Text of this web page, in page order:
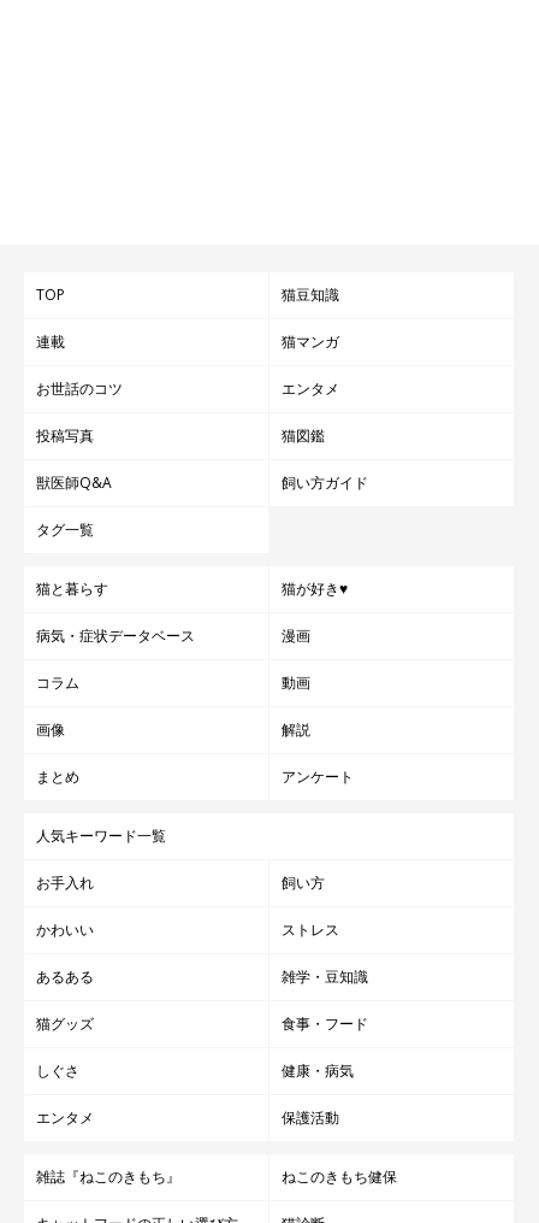
ステップで血行促進！冷えとりマッサージ』
先端へ。※しっぽは引っ張らないように注意しましょう。
やすい部位を温めることが、猫の健康維持につながります。
愛情を込めてマッサージして、愛猫の体と心を温めましょう！
画像付き 3ステップで血行促進！冷えとりマッサージ』（監修：
アニマル・ケアサロンFLORA医院長 日本ペットマッサージ協会
※記事と一部写真に関連性はありませんので予めご了承くださ
TOP 猫豆知識
連載 猫マンガ
お世話のコツ エンタメ
投稿写真 猫図鑑
獣医師Q&A 飼い方ガイド
タグ一覧
猫と暮らす 猫が好き♥
病気・症状データベース 漫画
コラム 動画
画像 解説
まとめ アンケート
人気キーワード一覧
お手入れ 飼い方
かわいい ストレス
あるある 雑学・豆知識
猫グッズ 食事・フード
しぐさ 健康・病気
エンタメ 保護活動
雑誌『ねこのきもち』 ねこのきもち健保